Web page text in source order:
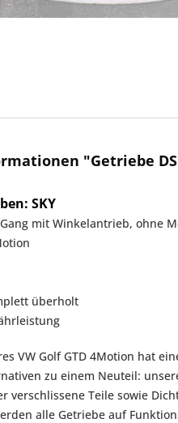
"Getriebe
SKY
Gang mit Winkelantrieb, ohne
überholt
VW Golf GTD 4Motion hat
zu einem Neuteil:
verschlissene Teile sowie
alle Getriebe auf